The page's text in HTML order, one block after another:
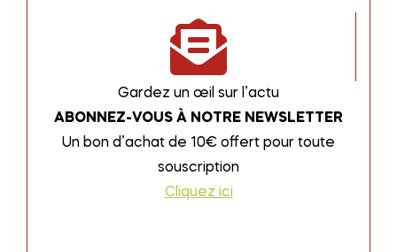
Gardez un œil sur l’actu
ABONNEZ-VOUS À NOTRE NEWSLETTER
Un bon d’achat de 10€ offert pour toute
souscription
Cliquez ici